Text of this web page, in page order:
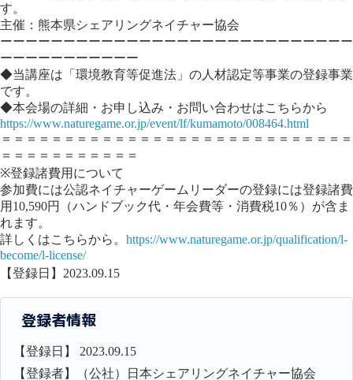
す。
主催：熊本県シェアリングネイチャー協会
ーーーーーーーーーーーーーーーーーーーーーーーーーーーー
ーーーーーーーーーーー
◆当講座は「環境教育等促進法」の人材認定等事業の登録事業
です。
◆本会場の詳細・お申し込み・お問い合わせはこちらから
https://www.naturegame.or.jp/event/lf/kumamoto/008464.html
＝＝＝＝＝＝＝＝＝＝＝＝＝＝＝＝＝＝＝＝＝＝＝＝＝＝＝＝
＝＝＝＝＝＝＝＝＝＝＝
※登録諸費用について
参加費には公認ネイチャーゲームリーダーの登録には登録諸費
用10,590円（ハンドブック代・年会費等・消費税10％）が含ま
れます。
詳しくはこちらから。 https://www.naturegame.or.jp/qualification/l-
become/l-license/
【登録日】2023.09.15
登録者情報
【登録日】 2023.09.15
【登録者】（公社）日本シェアリングネイチャー協会